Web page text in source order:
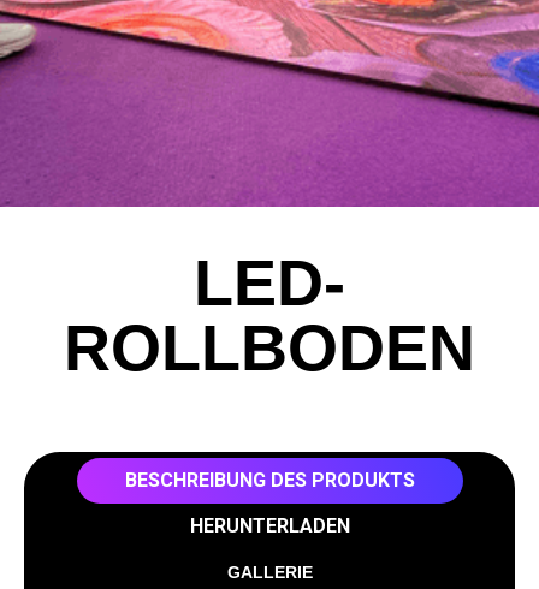
LED-
ROLLBODEN
BESCHREIBUNG DES PRODUKTS
HERUNTERLADEN
GALLERIE